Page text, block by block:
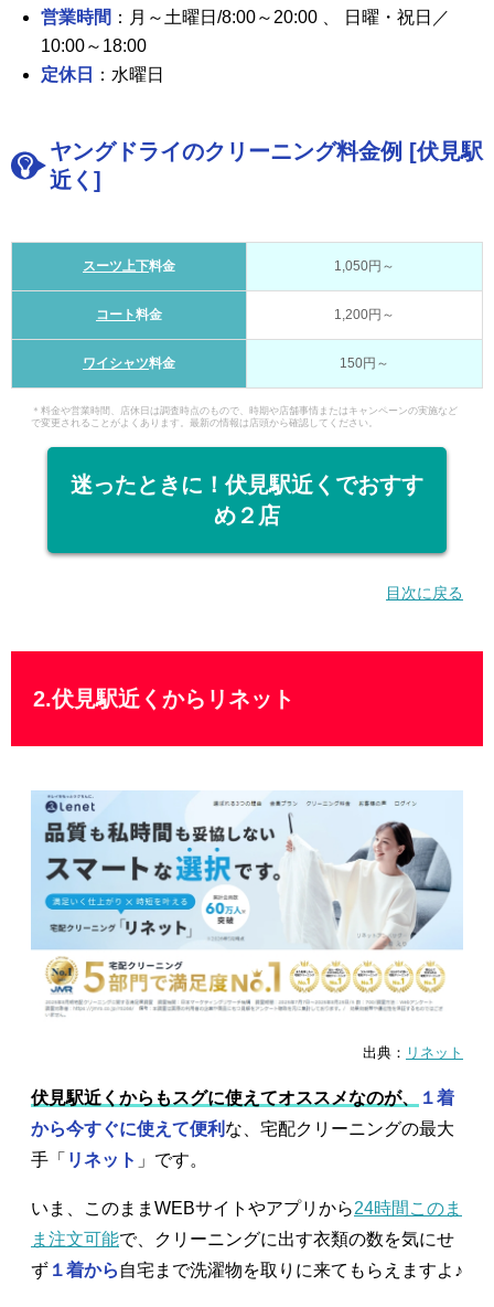
営業時間 ：月～土曜日/8:00～20:00 、 日曜・祝日／
10:00～18:00
定休日
：水曜日
ヤングドライのクリーニング料金例 [伏見駅
近く]
スーツ上下料金 1,050円～
コート料金 1,200円～
ワイシャツ料金 150円～
＊料金や営業時間、店休日は調査時点のもので、時期や店舗事情またはキャンペーンの実施など
で変更されることがよくあります。最新の情報は店頭から確認してください。
迷ったときに！伏見駅近くでおすす
め２店
目次に戻る
2.伏見駅近くからリネット
出典： リネット
伏見駅近くからもスグに使えてオススメなのが、
１着
から今すぐに使えて便利 な、宅配クリーニングの最大
手「 リネット 」です。
いま、このままWEBサイトやアプリから24時間このま
ま注文可能で、クリーニングに出す衣類の数を気にせ
ず １着から 自宅まで洗濯物を取りに来てもらえますよ♪